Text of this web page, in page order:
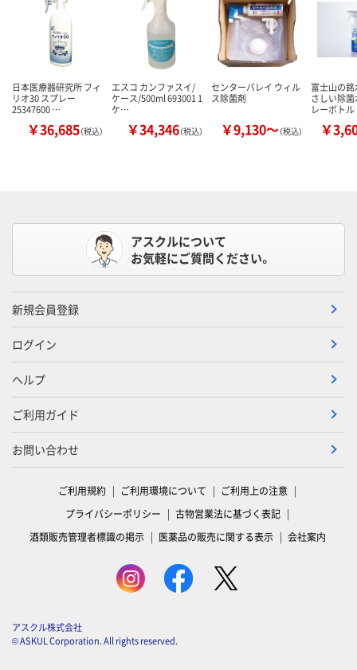
日本医療器研究所 フィ
リオ30 スプレー
25347600 …
￥36,685（税込）
エスコ カンファスイ/
ケース/500ml 693001 1
ケ…
￥34,346（税込）
センターバレイ ウィル
ス除菌剤
￥9,130～（税込）
富士山の
さしい除
レーボトル
￥
アスクルについて
お気軽にご質問ください。
新規会員登録
ログイン
ヘルプ
ご利用ガイド
お問い合わせ
ご利用規約 ご利用環境について
ご利用上の注意
プライバシーポリシー
古物営業法に基づく表記
酒類販売管理者標識の掲示
医薬品の販売に関する表示 会社案内
アスクル株式会社
© ASKUL Corporation. All rights reserved.